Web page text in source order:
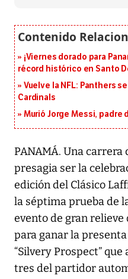
¡Viernes dorado para
récord histórico en Santo
Vuelve la NFL: Panthers
Cardinals
Murió Jorge Messi, padre
PANAMÁ. Una carrera
presagia ser la
edición del Clásico
la séptima prueba de
evento de gran
para ganar la
“Silvery Prospect”
tres del partidor